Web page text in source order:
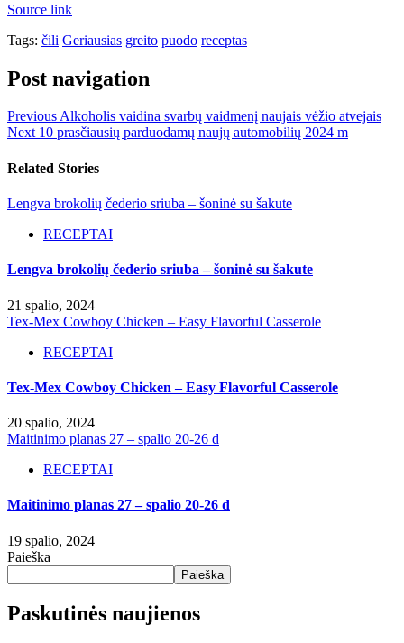
Source link
Tags: čili Geriausias greito puodo receptas
Post navigation
PreviousAlkoholis vaidina svarbų vaidmenį naujais vėžio atvejais
Next10 prasčiausių parduodamų naujų automobilių 2024 m
Related Stories
Lengva brokolių čederio sriuba – šoninė su šakute
RECEPTAI
Lengva brokolių čederio sriuba – šoninė su šakute
21 spalio, 2024
Tex-Mex Cowboy Chicken – Easy Flavorful Casserole
RECEPTAI
Tex-Mex Cowboy Chicken – Easy Flavorful Casserole
20 spalio, 2024
Maitinimo planas 27 – spalio 20-26 d
RECEPTAI
Maitinimo planas 27 – spalio 20-26 d
19 spalio, 2024
Paieška
Paieška
Paskutinės naujienos